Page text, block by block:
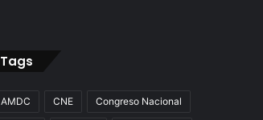
Tags
AMDC CNE Congreso Nacional